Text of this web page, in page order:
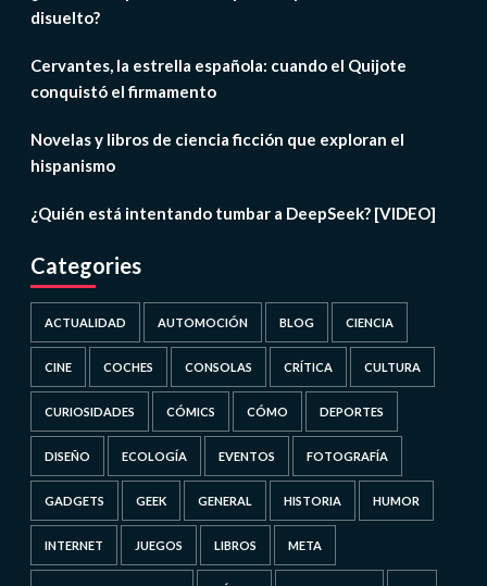
disuelto?
Cervantes, la estrella española: cuando el Quijote
conquistó el firmamento
Novelas y libros de ciencia ficción que exploran el
hispanismo
¿Quién está intentando tumbar a DeepSeek? [VIDEO]
Categories
ACTUALIDAD AUTOMOCIÓN BLOG CIENCIA
CINE COCHES CONSOLAS CRÍTICA CULTURA
CURIOSIDADES CÓMICS CÓMO DEPORTES
DISEÑO ECOLOGÍA EVENTOS FOTOGRAFÍA
GADGETS GEEK GENERAL HISTORIA HUMOR
INTERNET JUEGOS LIBROS META